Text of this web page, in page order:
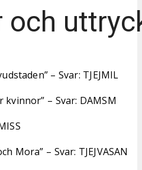
och
– Svar: TJEJMIL
– Svar: DAMSM
Mora” – Svar: TJEJVASAN